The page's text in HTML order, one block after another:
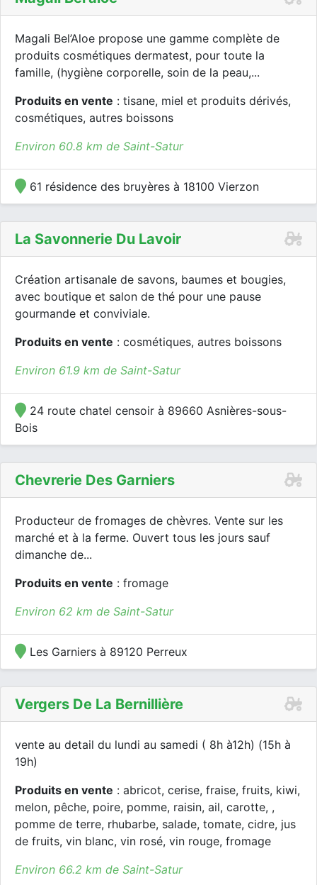
Magali Bel’Aloe propose une gamme complète de
produits cosmétiques dermatest, pour toute la
famille, (hygiène corporelle, soin de la peau,...
Produits en vente : tisane, miel et produits dérivés,
cosmétiques, autres boissons
Environ 60.8 km de Saint-Satur
61 résidence des bruyères à 18100 Vierzon
La Savonnerie Du Lavoir
Création artisanale de savons, baumes et bougies,
avec boutique et salon de thé pour une pause
gourmande et conviviale.
Produits en vente : cosmétiques, autres boissons
Environ 61.9 km de Saint-Satur
24 route chatel censoir à 89660 Asnières-sous-
Bois
Chevrerie Des Garniers
Producteur de fromages de chèvres. Vente sur les
marché et à la ferme. Ouvert tous les jours sauf
dimanche de...
Produits en vente : fromage
Environ 62 km de Saint-Satur
Les Garniers à 89120 Perreux
Vergers De La Bernillière
vente au detail du lundi au samedi ( 8h à12h) (15h à
19h)
Produits en vente : abricot, cerise, fraise, fruits, kiwi,
melon, pêche, poire, pomme, raisin, ail, carotte, ,
pomme de terre, rhubarbe, salade, tomate, cidre, jus
de fruits, vin blanc, vin rosé, vin rouge, fromage
Environ 66.2 km de Saint-Satur